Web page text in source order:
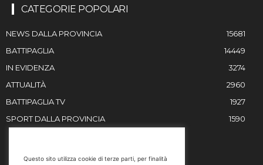
CATEGORIE POPOLARI
NEWS DALLA PROVINCIA
15681
BATTIPAGLIA
14449
IN EVIDENZA
3274
ATTUALITÀ
2960
BATTIPAGLIA TV
1927
SPORT DALLA PROVINCIA
1590
Questo sito utilizza cookie di terze parti, per finalità